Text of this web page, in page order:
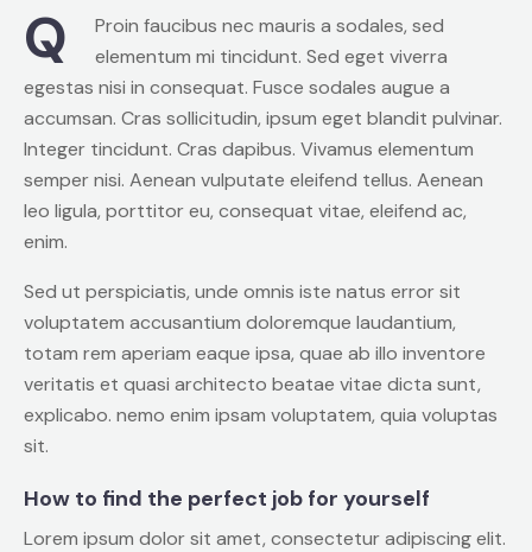
Q
Proin faucibus nec mauris a sodales, sed
elementum mi tincidunt. Sed eget viverra
egestas nisi in consequat. Fusce sodales augue a
accumsan. Cras sollicitudin, ipsum eget blandit pulvinar.
Integer tincidunt. Cras dapibus. Vivamus elementum
semper nisi. Aenean vulputate eleifend tellus. Aenean
leo ligula, porttitor eu, consequat vitae, eleifend ac,
enim.
Sed ut perspiciatis, unde omnis iste natus error sit
voluptatem accusantium doloremque laudantium,
totam rem aperiam eaque ipsa, quae ab illo inventore
veritatis et quasi architecto beatae vitae dicta sunt,
explicabo. nemo enim ipsam voluptatem, quia voluptas
sit.
How to find the perfect job for yourself
Lorem ipsum dolor sit amet, consectetur adipiscing elit.